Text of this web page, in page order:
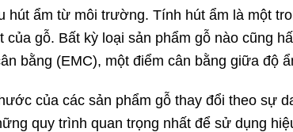
hút ẩm từ môi trường. Tính hút ẩm là một
của gỗ. Bất kỳ loại sản phẩm gỗ nào cũng
bằng (EMC), một điểm cân bằng giữa độ
của các sản phẩm gỗ thay đổi theo sự
quy trình quan trọng nhất để sử dụng